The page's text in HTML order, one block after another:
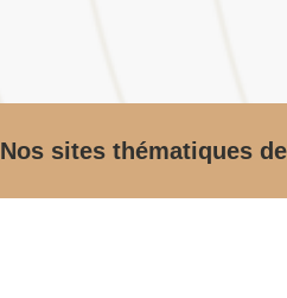
Nos sites thématiques